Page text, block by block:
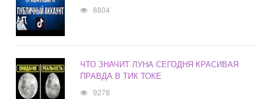
8804
ЧТО ЗНАЧИТ ЛУНА СЕГОДНЯ КРАСИВАЯ
ПРАВДА В ТИК ТОКЕ
9278